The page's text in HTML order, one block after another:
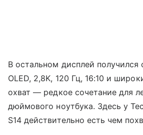
В остальном дисплей получился
OLED, 2,8K, 120 Гц, 16:10 и
охват — редкое сочетание для
дюймового ноутбука. Здесь у
S14 действительно есть чем